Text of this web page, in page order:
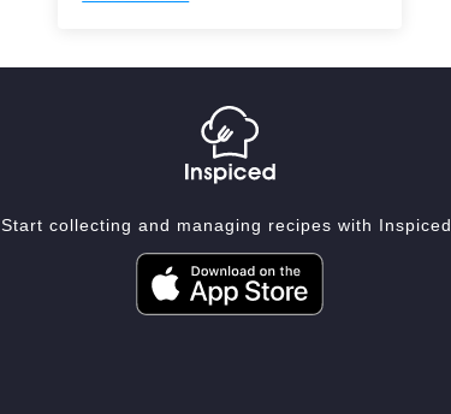
Start collecting and managing recipes with Inspiced.